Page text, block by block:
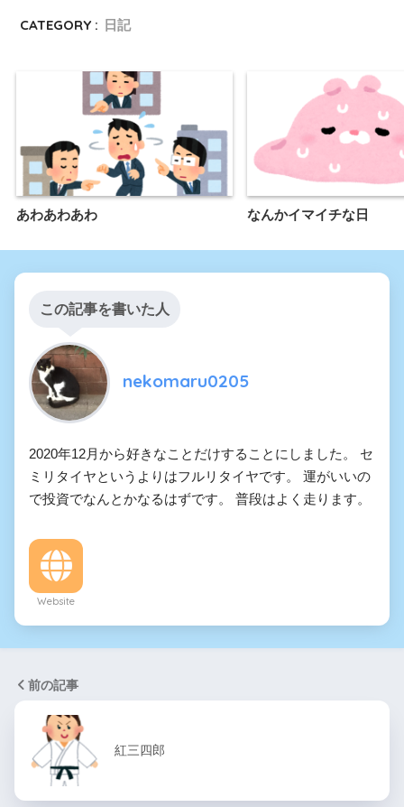
CATEGORY : 日記
あわあわあわ なんかイマイチな日
この記事を書いた人
nekomaru0205
2020年12月から好きなことだけすることにしました。 セ
ミリタイヤというよりはフルリタイヤです。 運がいいの
で投資でなんとかなるはずです。 普段はよく走ります。
Website
前の記事
紅三四郎